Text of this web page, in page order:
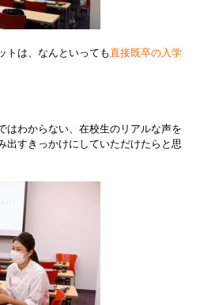
トは、なんといっても直接既卒の入学
はわからない、在校生のリアルな声を
出すきっかけにしていただけたらと思